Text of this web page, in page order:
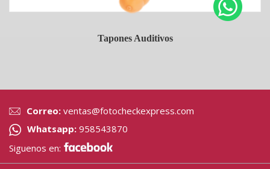
Tapones Auditivos
Correo: ventas@fotocheckexpress.com
Whatsapp: 958543870
Siguenos en: